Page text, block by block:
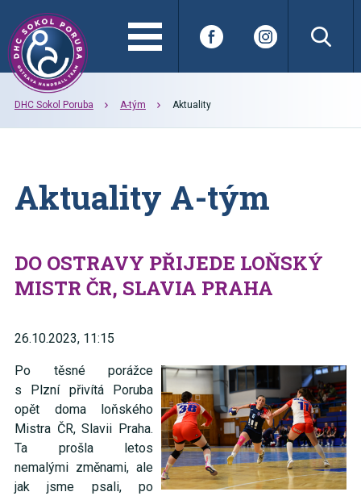
DHC Sokol Poruba A-tým Aktuality
Aktuality A-tým
DO OSTRAVY PŘIJEDE LOŇSKÝ
MISTR ČR, SLAVIA PRAHA
26.10.2023, 11:15
Po těsné porážce
s Plzní přivítá Poruba
opět doma loňského
Mistra ČR, Slavii Praha.
Ta prošla letos
nemalými změnami, ale
jak jsme psali, po